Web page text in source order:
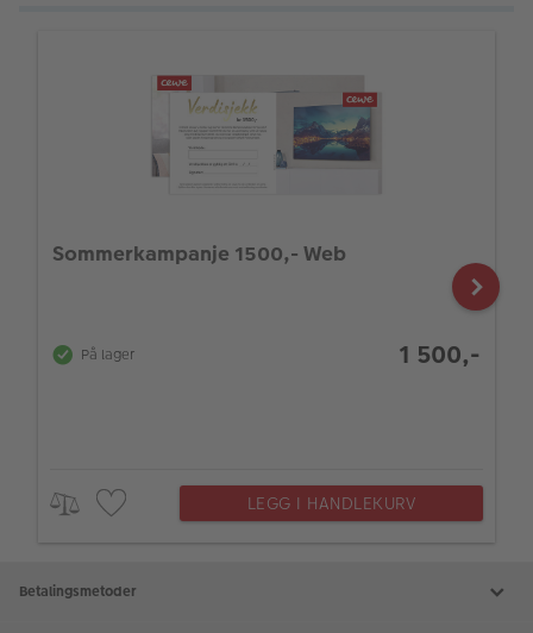
Sommerkampanje 1500,- Web
På lager 1 500,-
LEGG I HANDLEKURV
Betalingsmetoder